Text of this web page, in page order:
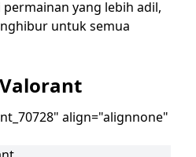
yang lebih adil,
untuk semua
alorant
align="alignnone"